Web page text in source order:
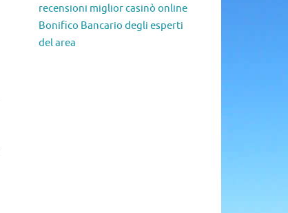
recensioni miglior casinò online
Bonifico Bancario degli esperti
del area